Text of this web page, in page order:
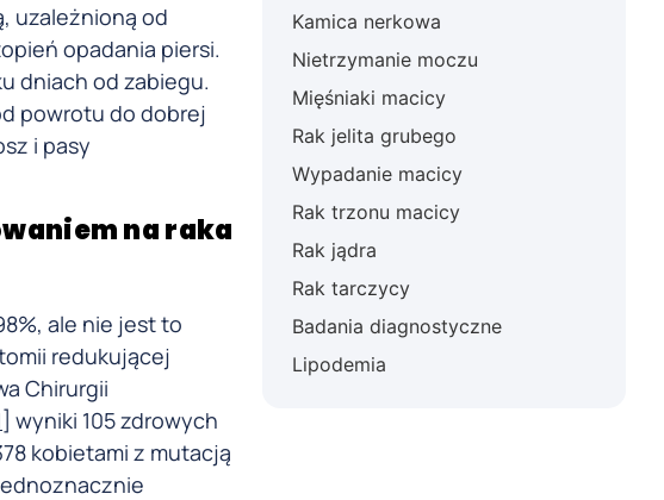
uzależnioną od
opadania piersi.
dniach od zabiegu.
powrotu do dobrej
i pasy
na raka
ale nie jest to
redukującej
Chirurgii
] wyniki 105 zdrowych
kobietami z mutacją
Kamica nerkowa
Nietrzymanie moczu
Mięśniaki macicy
Rak jelita grubego
Wypadanie macicy
Rak trzonu macicy
Rak jądra
Rak tarczycy
Badania diagnostyczne
Lipodemia